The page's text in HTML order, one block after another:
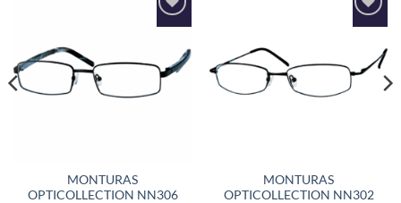
Añadir
lista de
deseos
MONTURAS
OPTICOLLECTION NN306
Añadir
deseos
MONTURAS
OPTICOLLECTION NN302